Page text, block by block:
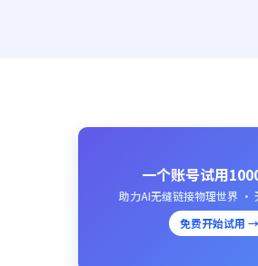
一个账号试用
助力AI无缝链接物理世界 ·
免费开始试用 →